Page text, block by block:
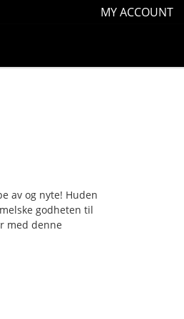
MY ACCOUNT
av og nyte! Huden
godheten til
med denne